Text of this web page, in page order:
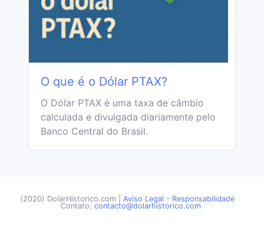
O que é o Dólar PTAX?
O Dólar PTAX é uma taxa de câmbio
calculada e divulgada diariamente pelo
Banco Central do Brasil.
(2020) DolarHistorico.com
Aviso Legal - Responsabilidade
Contato: contacto@dolarhistorico.com